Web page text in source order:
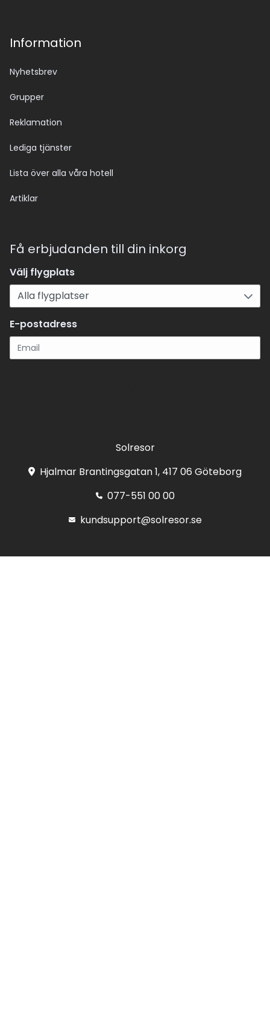
Information
Nyhetsbrev
Grupper
Reklamation
Lediga tjänster
Lista över alla våra hotell
Artiklar
Få erbjudanden till din inkorg
Välj flygplats
E-postadress
Solresor
Hjalmar Brantingsgatan 1, 417 06 Göteborg
077-551 00 00
kundsupport@solresor.se